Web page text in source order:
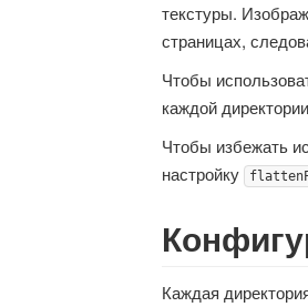
текстуры.
страницах,
Чтобы
каждой
Чтобы избежать
настройку
Каждая